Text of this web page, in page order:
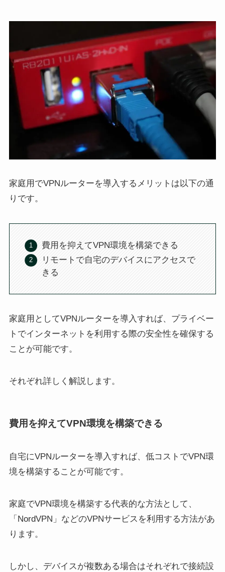
家庭用でVPNルーターを導入するメリットは以下の通
りです。
費用を抑えてVPN環境を構築できる
リモートで自宅のデバイスにアクセスで
きる
家庭用としてVPNルーターを導入すれば、プライベー
トでインターネットを利用する際の安全性を確保する
ことが可能です。
それぞれ詳しく解説します。
費用を抑えてVPN環境を構築できる
自宅にVPNルーターを導入すれば、低コストでVPN環
境を構築することが可能です。
家庭でVPN環境を構築する代表的な方法として、
「NordVPN」などのVPNサービスを利用する方法があ
ります。
しかし、デバイスが複数ある場合はそれぞれで接続設